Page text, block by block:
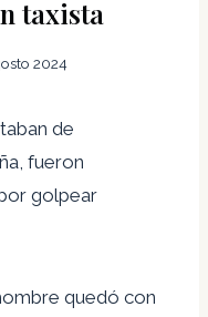
taxista
2024
de
fueron
golpear
quedó con